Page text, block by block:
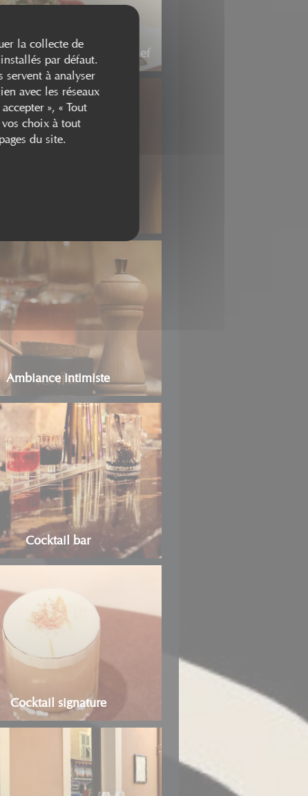
la collecte de
par défaut.
servent à analyser
avec les réseaux
», « Tout
vos choix à tout
du site.
loup, sauce vierge du chef
Ambiance intimiste
Cocktail bar
Cocktail signature